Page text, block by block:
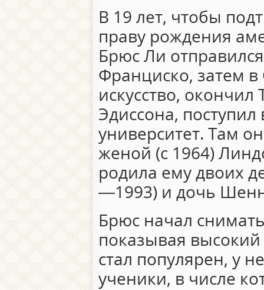
В 19 лет, чтобы
праву рождения
Брюс Ли
Франциско, затем в
искусство,
Эдиссона,
университет. Там
женой (с 1964)
родила ему двоих
—1993) и дочь
Брюс начал
показывая высокий
стал популярен, у
ученики, в числе